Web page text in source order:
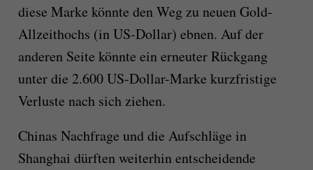
diese Marke könnte den Weg zu neuen Gold-
Allzeithochs (in US-Dollar) ebnen. Auf der
anderen Seite könnte ein erneuter Rückgang
unter die 2.600 US-Dollar-Marke kurzfristige
Verluste nach sich ziehen.
Chinas Nachfrage und die Aufschläge in
Shanghai dürften weiterhin entscheidende